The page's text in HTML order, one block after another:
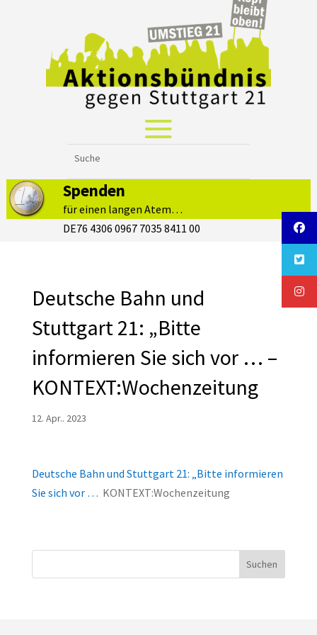
Spenden
für einen langen Atem…
DE76 4306 0967 7035 8411 00
Deutsche Bahn und
Stuttgart 21: „Bitte
informieren Sie sich vor … –
KONTEXT:Wochenzeitung
12. Apr.. 2023
Deutsche Bahn und Stuttgart 21: „Bitte informieren
Sie sich vor … KONTEXT:Wochenzeitung
Suchen